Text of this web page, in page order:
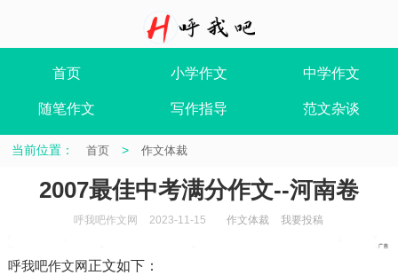
首页 小学作文 中学作文
随笔作文 写作指导 范文杂谈
当前位置： 首页 > 作文体裁
2007最佳中考满分作文--河南卷
呼我吧作文网 2023-11-15 作文体裁 我要投稿
呼我吧作文网正文如下：